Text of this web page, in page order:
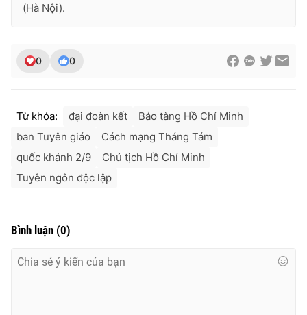
(Hà Nội).
0 0
Từ khóa: đại đoàn kết
Bảo tàng Hồ Chí Minh
ban Tuyên giáo
Cách mạng Tháng Tám
quốc khánh 2/9
Chủ tịch Hồ Chí Minh
Tuyên ngôn độc lập
Bình luận (0)